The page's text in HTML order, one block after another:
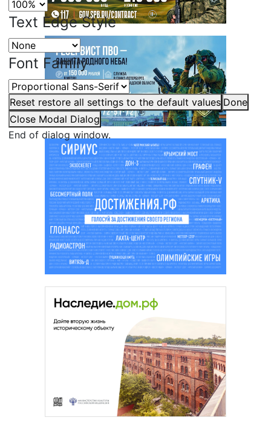
Text Edge Style
Font Family
Reset restore all settings to the default values Done
Close Modal Dialog
End of dialog window.